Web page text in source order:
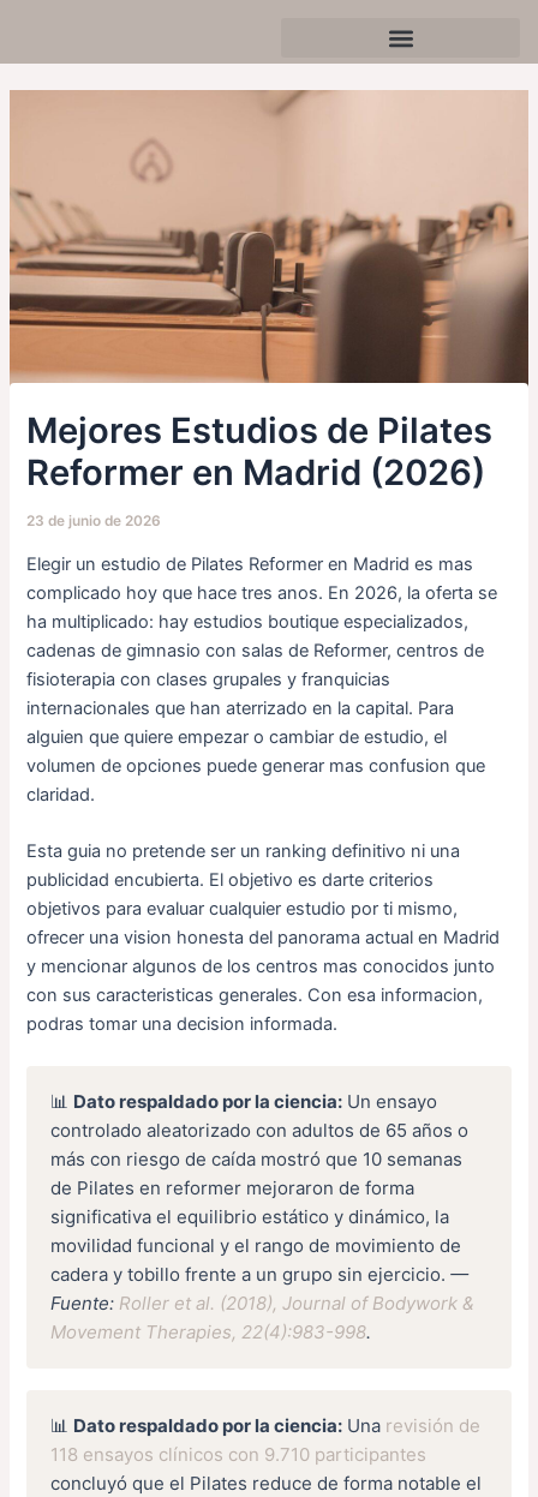
contenido
Mejores Estudios de Pilates
Reformer en Madrid (2026)
23 de junio de 2026
Elegir un estudio de Pilates Reformer en Madrid es mas
complicado hoy que hace tres anos. En 2026, la oferta se
ha multiplicado: hay estudios boutique especializados,
cadenas de gimnasio con salas de Reformer, centros de
fisioterapia con clases grupales y franquicias
internacionales que han aterrizado en la capital. Para
alguien que quiere empezar o cambiar de estudio, el
volumen de opciones puede generar mas confusion que
claridad.
Esta guia no pretende ser un ranking definitivo ni una
publicidad encubierta. El objetivo es darte criterios
objetivos para evaluar cualquier estudio por ti mismo,
ofrecer una vision honesta del panorama actual en Madrid
y mencionar algunos de los centros mas conocidos junto
con sus caracteristicas generales. Con esa informacion,
podras tomar una decision informada.
📊 Dato respaldado por la ciencia: Un ensayo
controlado aleatorizado con adultos de 65 años o
más con riesgo de caída mostró que 10 semanas
de Pilates en reformer mejoraron de forma
significativa el equilibrio estático y dinámico, la
movilidad funcional y el rango de movimiento de
cadera y tobillo frente a un grupo sin ejercicio.—
Fuente: Roller et al. (2018), Journal of Bodywork &
Movement Therapies, 22(4):983-998.
📊 Dato respaldado por la ciencia: Una revisión de
118 ensayos clínicos con 9.710 participantes
concluyó que el Pilates reduce de forma notable el
entradas